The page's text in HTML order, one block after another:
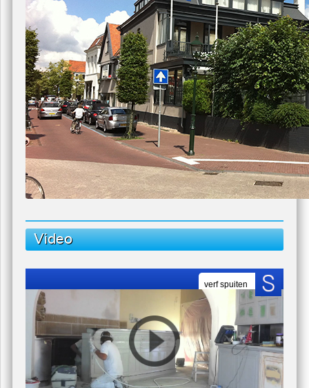
Video
verf spuiten